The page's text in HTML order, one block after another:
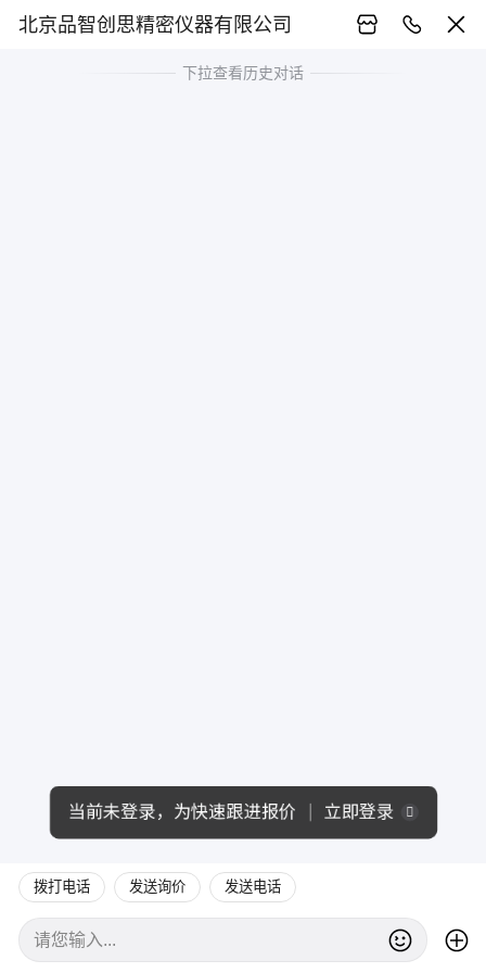
北京品智创思精密仪器有限公司
下拉查看历史对话
拨打电话 发送询价 发送电话
当前未登录，为快速跟进报价 立即登录